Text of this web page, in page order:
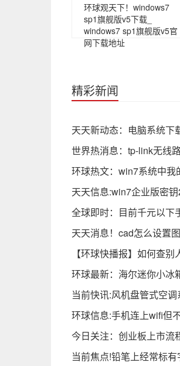
环球观天下！windows7
sp1旗舰版v5下载_
windows7 sp1旗舰版v5官
网下载地址
精彩新闻
天天新动态：电脑系统下
世界热消息：tp-link无线
环球热文：win7系统中
天天信息:win7企业版密
全球即时：目前千元以下
天天消息！cad怎么设置
【环球快播报】如何查
环球最新：海尔迷你小冰
当前快讯:风机盘管式空
环球信息:手机连上wifi但
今日关注：创业板上市流
当前焦点!铅笔上经常标有